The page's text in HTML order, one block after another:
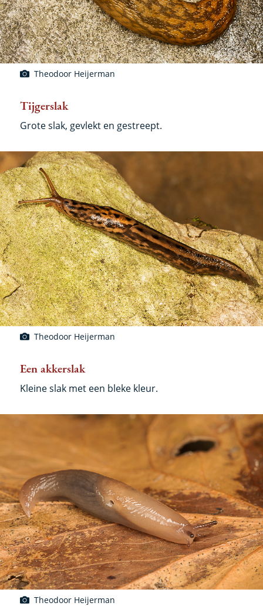
Theodoor Heijerman
Tijgerslak
Grote slak, gevlekt en gestreept.
Theodoor Heijerman
Een akkerslak
Kleine slak met een bleke kleur.
Theodoor Heijerman